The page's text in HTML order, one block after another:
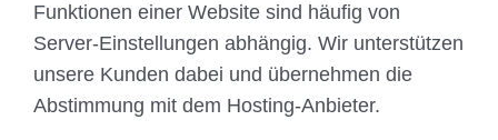
Funktionen einer Website sind häufig von
Server-Einstellungen abhängig. Wir unterstützen
unsere Kunden dabei und übernehmen die
Abstimmung mit dem Hosting-Anbieter.